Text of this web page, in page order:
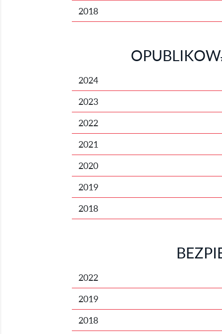
2018
2024
2023
2022
2021
2020
2019
2018
2022
2019
2018